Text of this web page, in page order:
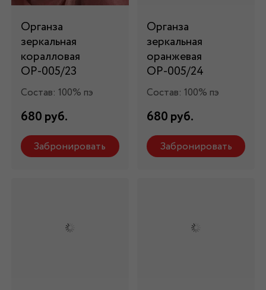
Органза
зеркальная
коралловая
ОР-005/23
Состав: 100% пэ
680 руб.
Забронировать
Органза
зеркальная
оранжевая
ОР-005/24
Состав: 100% пэ
680 руб.
Забронировать